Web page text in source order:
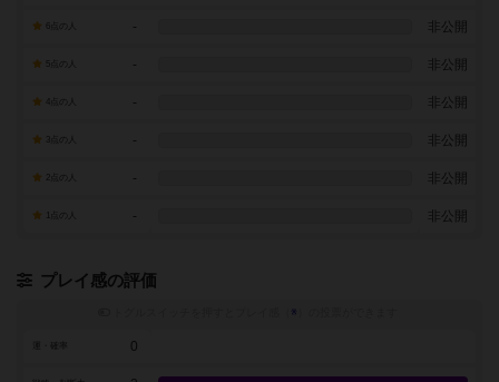
- 非公開
- 非公開
- 非公開
- 非公開
- 非公開
- 非公開
プレイ感の評価
※
0